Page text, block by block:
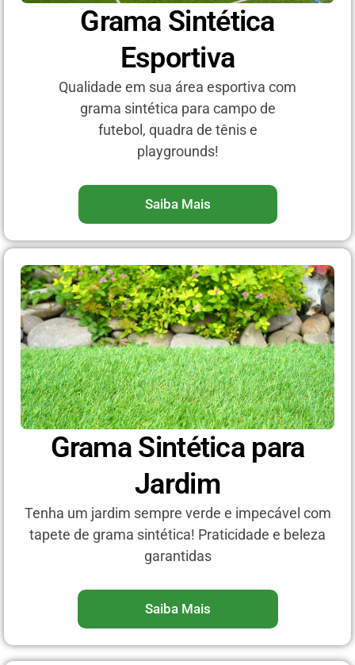
Grama Sintética
Esportiva
Qualidade em sua área esportiva com
grama sintética para campo de
futebol, quadra de tênis e
playgrounds!
Saiba Mais
Grama Sintética para
Jardim
Tenha um jardim sempre verde e impecável com
tapete de grama sintética! Praticidade e beleza
garantidas
Saiba Mais